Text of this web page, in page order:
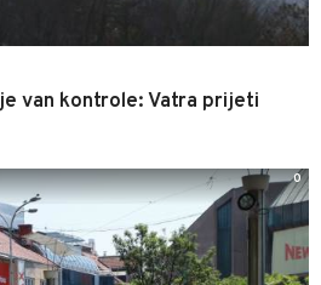
van kontrole: Vatra prijeti
0